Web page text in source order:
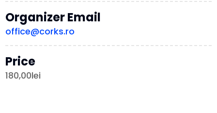
Organizer Email
office@corks.ro
Price
180,00lei